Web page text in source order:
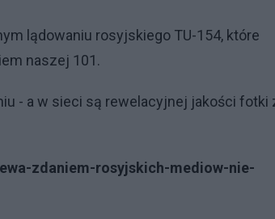
lądowaniu rosyjskiego TU-154, które
naszej 101.
- a w sieci są rewelacyjnej jakości fotki
zdaniem-rosyjskich-mediow-nie-